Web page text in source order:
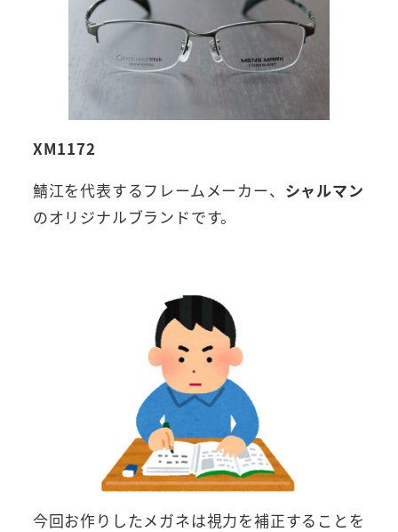
XM1172
鯖江を代表するフレームメーカー、 シャルマン
のオリジナルブランドです。
今回お作りしたメガネは視力を補正することを